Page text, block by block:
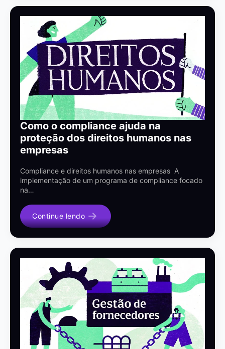
Como o compliance ajuda na
proteção dos direitos humanos nas
empresas
Compliance e direitos humanos nas empresas A
implementação de um programa de compliance focado
na…
Continue lendo